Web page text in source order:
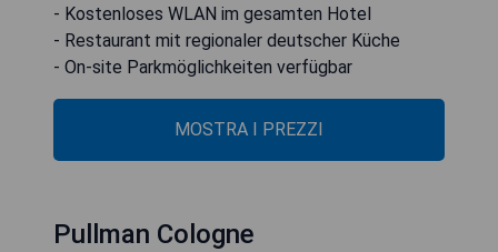
- Kostenloses WLAN im gesamten Hotel
- Restaurant mit regionaler deutscher Küche
- On-site Parkmöglichkeiten verfügbar
MOSTRA I PREZZI
Pullman Cologne